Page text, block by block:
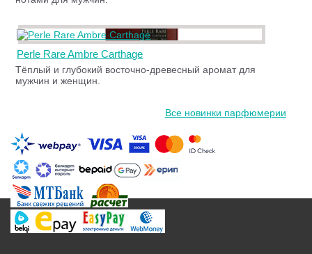
Perle Rare Ambre Carthage
Тёплый и глубокий восточно-древесный аромат для
мужчин и женщин.
Все новинки парфюмерии